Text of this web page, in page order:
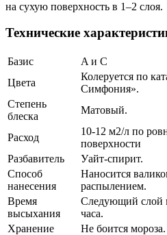
на сухую поверхность в 1–2 слоя.
Технические
Базис
A и С
Цвета
Колеруется по
Симфония».
Степень
блеска
Матовый.
Расход
10-12 м2/л по
поверхности
Разбавитель
Уайт-спирит.
Способ
нанесения
Наносится
распылением.
Время
высыхания
Следующий слой
часа.
Хранение
Не боится мороза.